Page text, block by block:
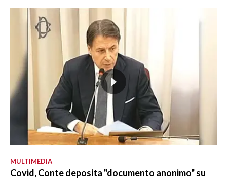
MULTIMEDIA
Covid, Conte deposita "documento anonimo" su